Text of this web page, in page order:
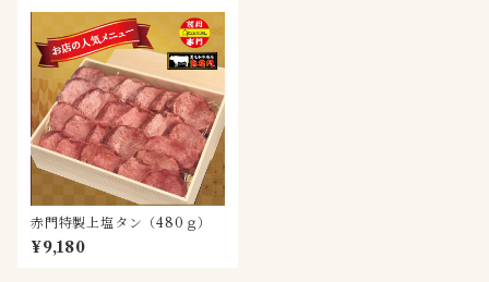
赤門特製上塩タン（480ｇ）
¥9,180